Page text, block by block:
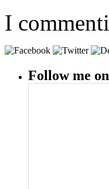
I
Follow me